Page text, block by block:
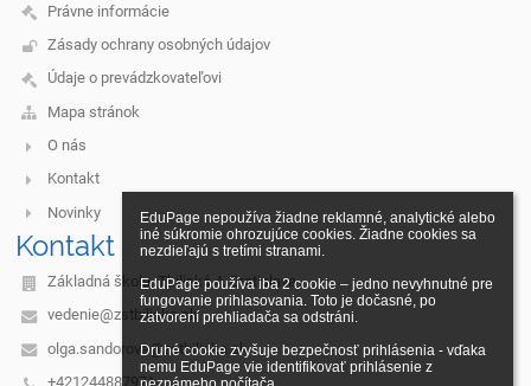
EduPage nepoužíva žiadne reklamné, analytické alebo
iné súkromie ohrozujúce cookies. Žiadne cookies sa
nezdieľajú s tretími stranami.
EduPage používa iba 2 cookie – jedno nevyhnutné pre
fungovanie prihlasovania. Toto je dočasné, po
zatvorení prehliadača sa odstráni.
Druhé cookie zvyšuje bezpečnosť prihlásenia - vďaka
nemu EduPage vie identifikovať prihlásenie z
Právne informácie
Zásady ochrany osobných údajov
Údaje o prevádzkovateľovi
Mapa stránok
O nás
Kontakt
Novinky
Kontakt
Základná škola, Tbiliská 4, Bratislava
vedenie@zstbiliska.sk
olga.sandorova@zstbiliska.sk
+421244887971